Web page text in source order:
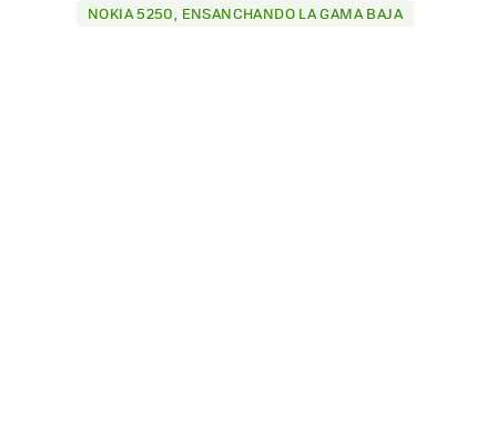
NOKIA 5250, ENSANCHANDO LA GAMA BAJA